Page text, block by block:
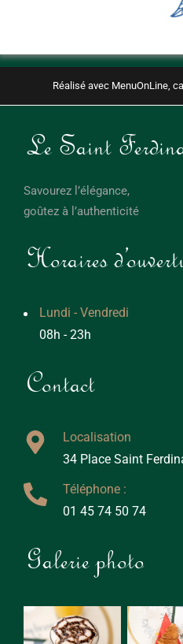
Réalisé avec MenuOnLine,
Le Saint
Savourez l’élégance,
goûtez à l’authenticité
Horaires
Lundi - Vendredi
08h - 23h
Contact
Localisation
34 Place Saint
Téléphone :
01 45 74 50 74
Galerie photo